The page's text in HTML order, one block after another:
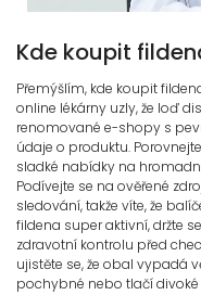
Kde koupit
Přemýšlím, kde koupit
online lékárny uzly, že loď
renomované e-shopy s
údaje o produktu.
sladké nabídky na
Podívejte se na ověřené
sledování, takže víte, že
fildena super aktivní, držte
zdravotní kontrolu před
ujistěte se, že obal vypadá
pochybné nebo tlačí